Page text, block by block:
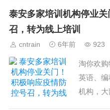
泰安多家培训机构停业
召，转为线上培训
cntrain 6年前 923
淘你欢购
英语、
机构，